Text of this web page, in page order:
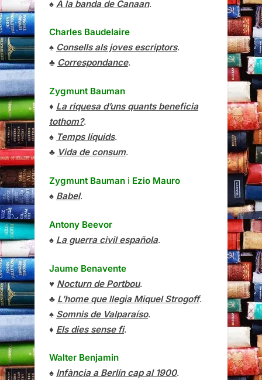
♠ A la banda de Canaan.
Charles Baudelaire
♠ Consells als joves escriptors.
♣ Correspondance.
Zygmunt Bauman
♦ La riquesa d’uns quants beneficia
tothom?.
♠ Temps líquids.
♣ Vida de consum.
Zygmunt Bauman i Ezio Mauro
♠ Babel.
Antony Beevor
♠ La guerra civil española.
Jaume Benavente
♥ Nocturn de Portbou.
♣ L’home que llegia Miquel Strogoff.
♠ Somnis de Valparaíso.
♦ Els dies sense fi.
Walter Benjamin
♠ Infància a Berlín cap al 1900.